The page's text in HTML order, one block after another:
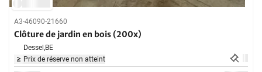
A3-46090-21660
Clôture de jardin en bois (200x)
Dessel,BE
Prix de réserve non atteint